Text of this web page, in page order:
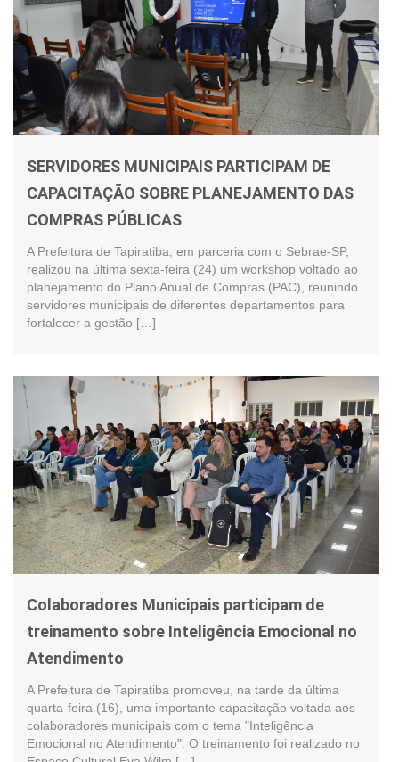
SERVIDORES MUNICIPAIS PARTICIPAM DE
CAPACITAÇÃO SOBRE PLANEJAMENTO DAS
COMPRAS PÚBLICAS
A Prefeitura de Tapiratiba, em parceria com o Sebrae-SP,
realizou na última sexta-feira (24) um workshop voltado ao
planejamento do Plano Anual de Compras (PAC), reunindo
servidores municipais de diferentes departamentos para
fortalecer a gestão […]
Colaboradores Municipais participam de
treinamento sobre Inteligência Emocional no
Atendimento
A Prefeitura de Tapiratiba promoveu, na tarde da última
quarta-feira (16), uma importante capacitação voltada aos
colaboradores municipais com o tema "Inteligência
Emocional no Atendimento". O treinamento foi realizado no